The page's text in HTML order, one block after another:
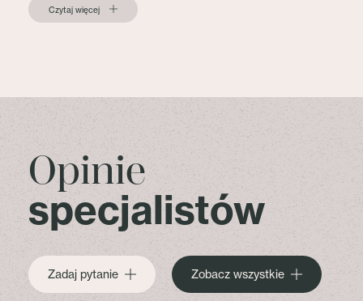
Czytaj więcej
Opinie
specjalistów
Zadaj pytanie Zobacz wszystkie